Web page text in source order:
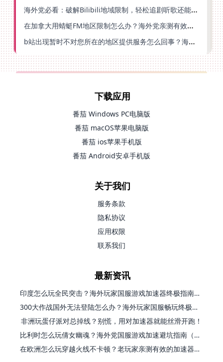
海外党必看：破解Bilibili地域限制，轻松追剧听歌还能流畅理财的实用指南
在加拿大用蜻蜓FM地区限制怎么办？海外党亲测有效的回国加速方案
b站出现暂时不对您所在的地区提供服务怎么回事？海外党亲测有效的回国加速方案
下载应用
番茄 Windows PC电脑版
番茄 macOS苹果电脑版
番茄 ios苹果手机版
番茄 Android安卓手机版
关于我们
服务条款
隐私协议
应用权限
联系我们
最新资讯
印度怎么玩全民突击？海外玩家国服游戏加速器终极指南（附原神延迟优化+精灵之境加速器选择）
300大作战国外无法登陆怎么办？海外玩家国服畅玩终极指南（附实测推荐）
非洲玩蛋仔派对总掉线？别慌，用对加速器就能丝滑开跑！
比利时怎么玩倩女幽魂？海外党国服游戏加速避坑指南（附实测推荐）
在欧洲怎么玩穿越火线不卡顿？老玩家亲测有效的加速器选择指南